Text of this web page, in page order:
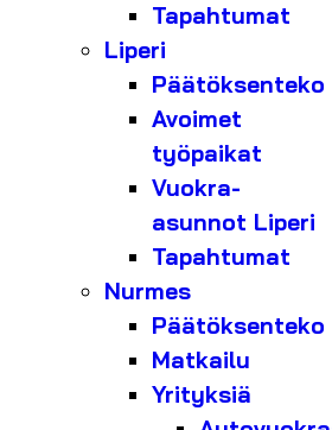
Tapahtumat
Liperi
Päätöksenteko
Avoimet
työpaikat
Vuokra-
asunnot Liperi
Tapahtumat
Nurmes
Päätöksenteko
Matkailu
Yrityksiä